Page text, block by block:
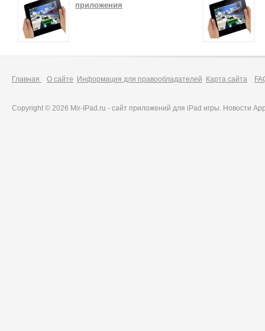
приложения
Главная О сайте Информация для правообладателей Карта сайта
Copyright © 2026 Mir-IPad.ru - сайт приложений для iPad игры. Новости